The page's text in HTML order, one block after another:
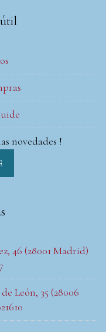
novedades !
46 (28001 Madrid)
León, 35 (28006